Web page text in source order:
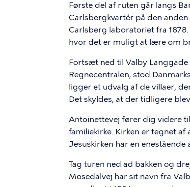
Første del af ruten går langs
Carlsbergkvartér på den
Carlsberg laboratoriet fra
hvor det er muligt at lære om
Fortsæt ned til Valby
Regnecentralen, stod
ligger et udvalg af de villaer,
Det skyldes, at der tidligere
Antoinettevej fører dig videre
familiekirke. Kirken er tegnet
Jesuskirken har en
Tag turen ned ad bakken og
Mosedalvej har sit navn fra